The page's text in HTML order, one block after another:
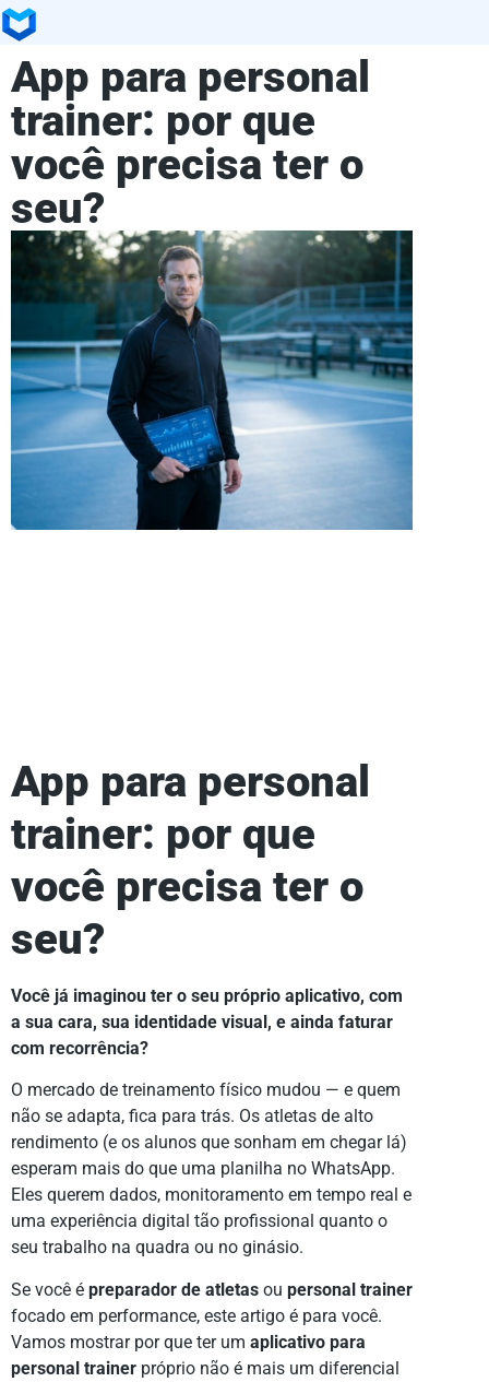
App para personal
trainer: por que
você precisa ter o
seu?
App para personal
trainer: por que
você precisa ter o
seu?
Você já imaginou ter o seu próprio aplicativo, com
a sua cara, sua identidade visual, e ainda faturar
com recorrência?
O mercado de treinamento físico mudou — e quem
não se adapta, fica para trás. Os atletas de alto
rendimento (e os alunos que sonham em chegar lá)
esperam mais do que uma planilha no WhatsApp.
Eles querem dados, monitoramento em tempo real e
uma experiência digital tão profissional quanto o
seu trabalho na quadra ou no ginásio.
Se você é preparador de atletas ou personal trainer
focado em performance, este artigo é para você.
Vamos mostrar por que ter um aplicativo para
personal trainer próprio não é mais um diferencial